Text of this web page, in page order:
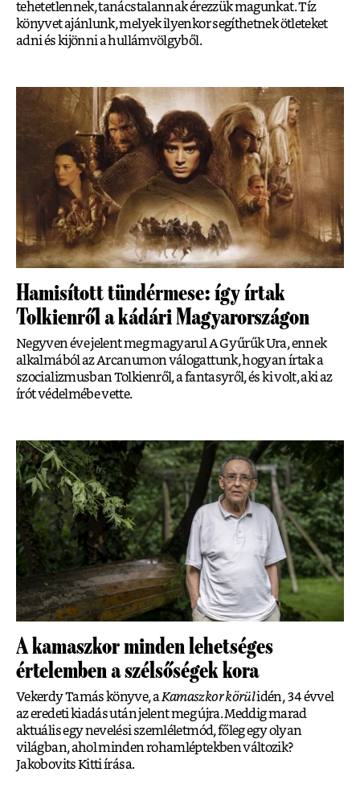
tehetetlennek, tanácstalannak érezzük magunkat. Tíz
könyvet ajánlunk, melyek ilyenkor segíthetnek ötleteket
adni és kijönni a hullámvölgyből.
Hamisított tündérmese: így írtak
Tolkienről a kádári Magyarországon
Negyven éve jelent meg magyarul A Gyűrűk Ura, ennek
alkalmából az Arcanumon válogattunk, hogyan írtak a
szocializmusban Tolkienről, a fantasyről, és ki volt, aki az
írót védelmébe vette.
A kamaszkor minden lehetséges
értelemben a szélsőségek kora
Vekerdy Tamás könyve, aKamaszkor körülidén, 34 évvel
az eredeti kiadás után jelent meg újra. Meddig marad
aktuális egy nevelési szemléletmód, főleg egy olyan
világban, ahol minden rohamléptekben változik?
Jakobovits Kitti írása.